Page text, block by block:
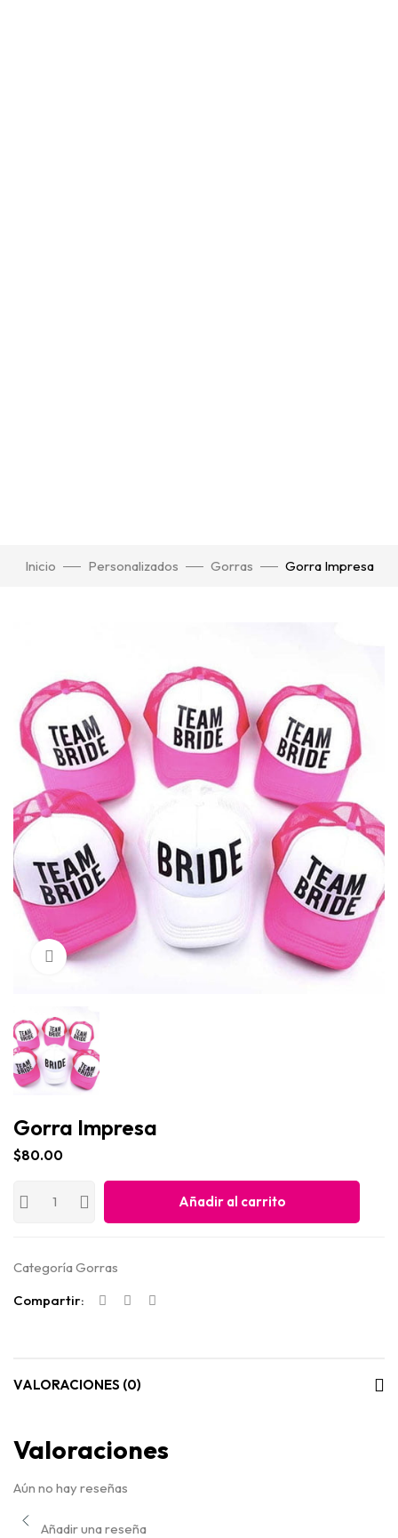
Inicio Personalizados Gorras Gorra Impresa
Click para agrandar
Gorra Impresa
$80.00
Añadir al carrito
CategoríaGorras
Compartir:
VALORACIONES (0)
Valoraciones
Aún no hay reseñas
Añadir una reseña